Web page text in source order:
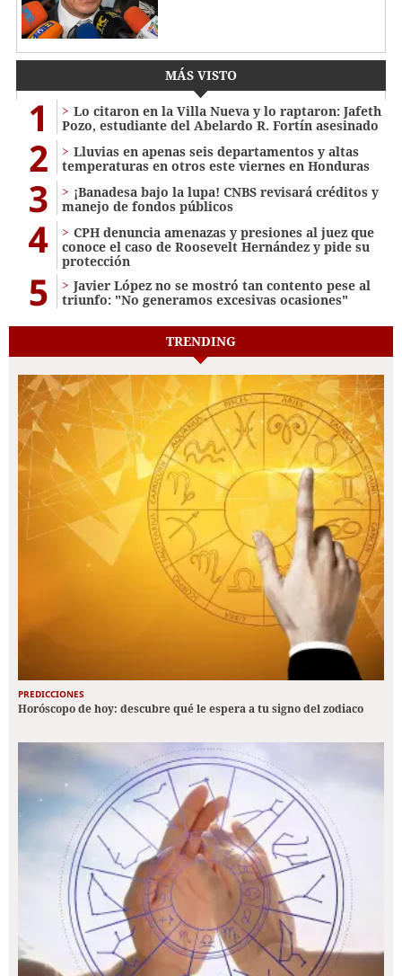
MÁS VISTO
1
Lo citaron en la Villa Nueva y lo raptaron: Jafeth
Pozo, estudiante del Abelardo R. Fortín asesinado
2
Lluvias en apenas seis departamentos y altas
temperaturas en otros este viernes en Honduras
3
¡Banadesa bajo la lupa! CNBS revisará créditos y
manejo de fondos públicos
4
CPH denuncia amenazas y presiones al juez que
conoce el caso de Roosevelt Hernández y pide su
protección
5
Javier López no se mostró tan contento pese al
triunfo: "No generamos excesivas ocasiones"
TRENDING
PREDICCIONES
Horóscopo de hoy: descubre qué le espera a tu signo del zodiaco